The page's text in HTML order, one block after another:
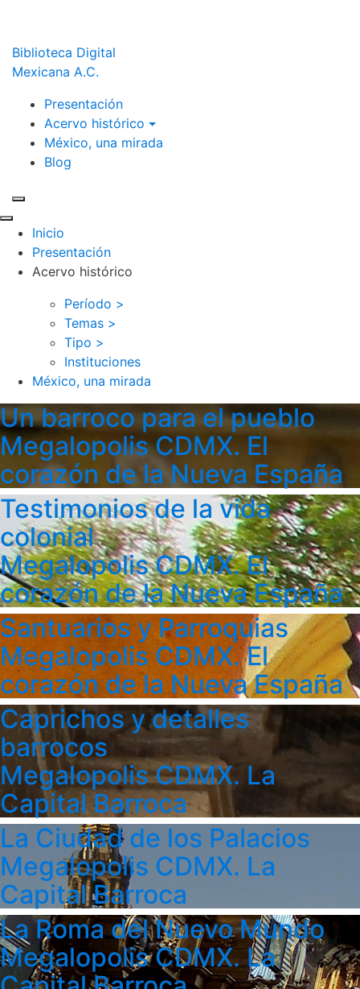
Biblioteca Digital
Mexicana A.C.
Presentación
Acervo histórico
México, una mirada
Blog
Inicio
Presentación
Acervo histórico
Período >
Temas >
Tipo >
Instituciones
México, una mirada
Un barroco para el pueblo
Megalopolis CDMX. El
corazón de la Nueva España
Testimonios de la vida
colonial
Megalopolis CDMX. El
corazón de la Nueva España
Santuarios y Parroquias
Megalopolis CDMX. El
corazón de la Nueva España
Caprichos y detalles
barrocos
Megalopolis CDMX. La
Capital Barroca
La Ciudad de los Palacios
Megalopolis CDMX. La
Capital Barroca
La Roma del Nuevo Mundo
Megalopolis CDMX. La